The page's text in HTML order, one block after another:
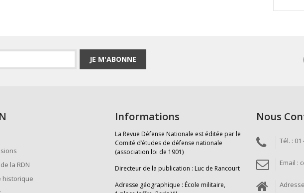
JE M'ABONNE
la RDN
historique
Informations
La Revue Défense Nationale est éditée par le
Comité d’études de défense nationale
(association loi de 1901)
Directeur de la publication : Luc de Rancourt
Adresse géographique : École militaire,
Nous
Tél. : 01
Email :